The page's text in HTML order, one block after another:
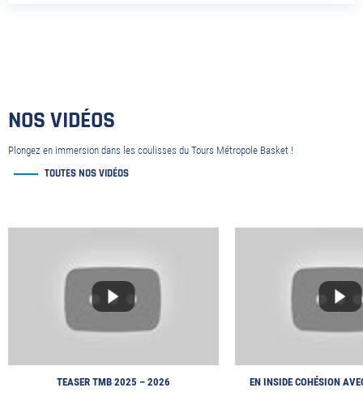
NOS VIDÉOS
Plongez en immersion dans les coulisses du Tours Métropole Basket !
TOUTES NOS VIDÉOS
TEASER TMB 2025 – 2026 EN INSIDE COHÉSION